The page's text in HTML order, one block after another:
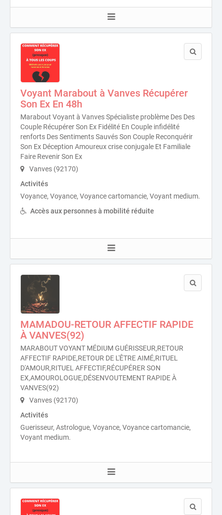
Voyant Marabout à Vanves Récupérer
Son Ex En 48h
Marabout Voyant à Vanves Spécialiste problème Des Des
Couple Récupérer Son Ex Fidélité En Couple infidélité
renforts Des Sentiments Sauvés Son Couple Reconquérir
Son Ex Déception Amoureux crise conjugale Et Familiale
Faire Revenir Son Ex
Vanves (92170)
Activités
Voyance, Voyance, Voyance cartomancie, Voyant medium.
Accès aux personnes à mobilité réduite
MAMADOU-RETOUR AFFECTIF RAPIDE
À VANVES(92)
MARABOUT VOYANT MÉDIUM GUÉRISSEUR,RETOUR
AFFECTIF RAPIDE,RETOUR DE L'ÊTRE AIMÉ,RITUEL
D'AMOUR,RITUEL AFFECTIF,RÉCUPÉRER SON
EX,AMOUROLOGUE,DÉSENVOUTEMENT RAPIDE À
VANVES(92)
Vanves (92170)
Activités
Guerisseur, Astrologue, Voyance, Voyance cartomancie,
Voyant medium.